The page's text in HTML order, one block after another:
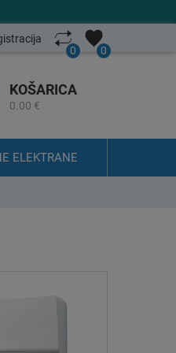
0
0
KOŠARICA
0.00 €
ELEKTRANE